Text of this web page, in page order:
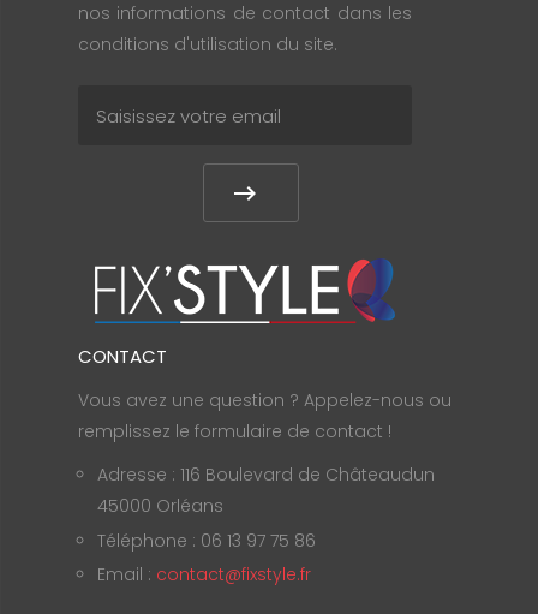
nos informations de contact dans les
conditions d'utilisation du site.
CONTACT
Vous avez une question ? Appelez-nous ou
remplissez le formulaire de contact !
Adresse : 116 Boulevard de Châteaudun
45000 Orléans
Téléphone : 06 13 97 75 86
Email : contact@fixstyle.fr